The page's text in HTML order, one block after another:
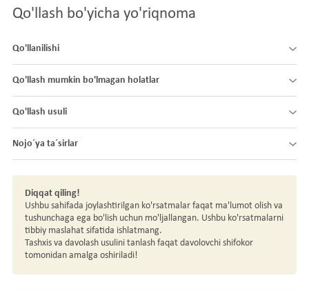
Qo'llash bo'yicha yo'riqnoma
Qo'llanilishi
Qo'llash mumkin bo'lmagan holatlar
Qo'llash usuli
Nojo´ya ta´sirlar
Diqqat qiling!
Ushbu sahifada joylashtirilgan ko'rsatmalar faqat ma'lumot olish va
tushunchaga ega bo'lish uchun mo'ljallangan. Ushbu ko'rsatmalarni
tibbiy maslahat sifatida ishlatmang.
Tashxis va davolash usulini tanlash faqat davolovchi shifokor
tomonidan amalga oshiriladi!